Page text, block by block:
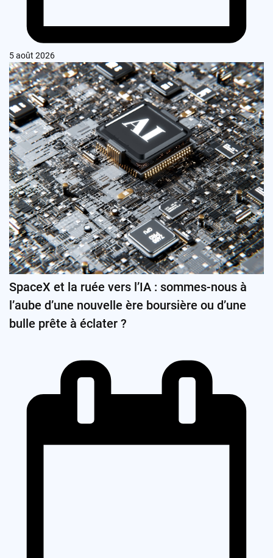
5 août 2026
SpaceX et la ruée vers l’IA : sommes-nous à
l’aube d’une nouvelle ère boursière ou d’une
bulle prête à éclater ?